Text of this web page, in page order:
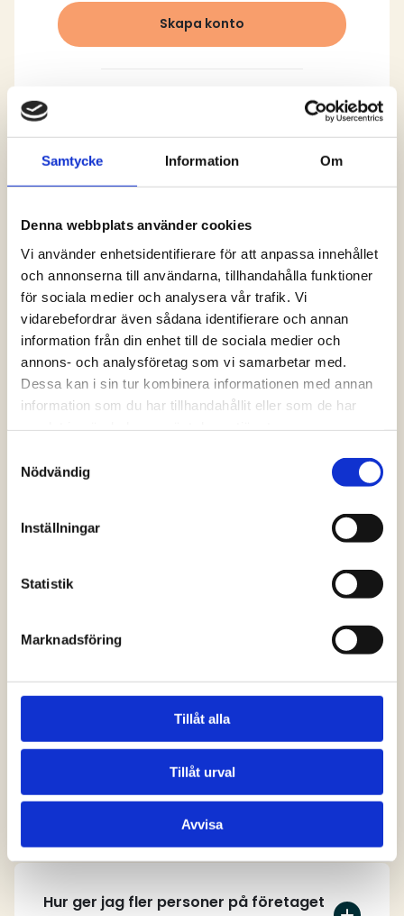
Samtycke Information Om
Denna webbplats använder cookies
Vi använder enhetsidentifierare för att anpassa innehållet
och annonserna till användarna, tillhandahålla funktioner
för sociala medier och analysera vår trafik. Vi
vidarebefordrar även sådana identifierare och annan
information från din enhet till de sociala medier och
annons- och analysföretag som vi samarbetar med.
Dessa kan i sin tur kombinera informationen med annan
information som du har tillhandahållit eller som de har
Nödvändig
Inställningar
Statistik
Marknadsföring
Tillåt alla
Tillåt urval
Avvisa
Skapa konto
Logga in och ta del av allt som vår hemsida
har att erbjuda. Saknar du dina uppgifter?
lösenord” alternativt kontakta oss så hjälper
vi dig!
Logga in
Vanliga frågor och
hemsidan?
Hur skapar jag ett användarkonto?
Hur ger jag fler personer på företaget